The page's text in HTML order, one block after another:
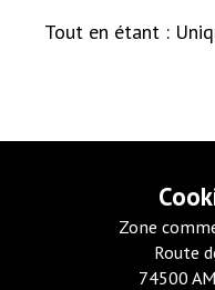
Tout en étant :
Zone
Route
74500